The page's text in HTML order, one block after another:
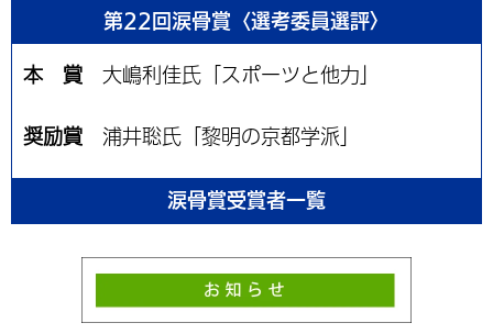
第22回涙骨賞〈選考委員選評〉
本 賞 大嶋利佳氏「スポーツと他力」
奨励賞 浦井聡氏「黎明の京都学派」
涙骨賞受賞者一覧